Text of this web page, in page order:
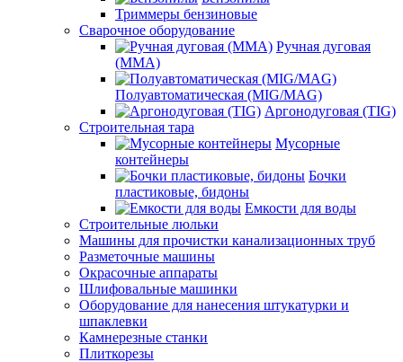
Триммеры бензиновые
Сварочное оборудование
Ручная дуговая
(MMA)
Полуавтоматическая (MIG/MAG)
Аргонодуговая (TIG)
Строительная тара
Мусорные
контейнеры
Бочки
пластиковые, бидоны
Емкости для воды
Строительные люльки
Машины для прочистки канализационных труб
Разметочные машины
Окрасочные аппараты
Шлифовальные машинки
Оборудование для нанесения штукатурки и
шпаклевки
Камнерезные станки
Плиткорезы